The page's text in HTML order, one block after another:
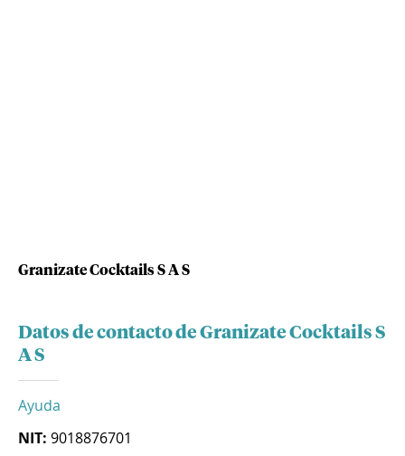
Granizate Cocktails S A S
Datos de contacto de Granizate Cocktails S
A S
Ayuda
NIT: 9018876701